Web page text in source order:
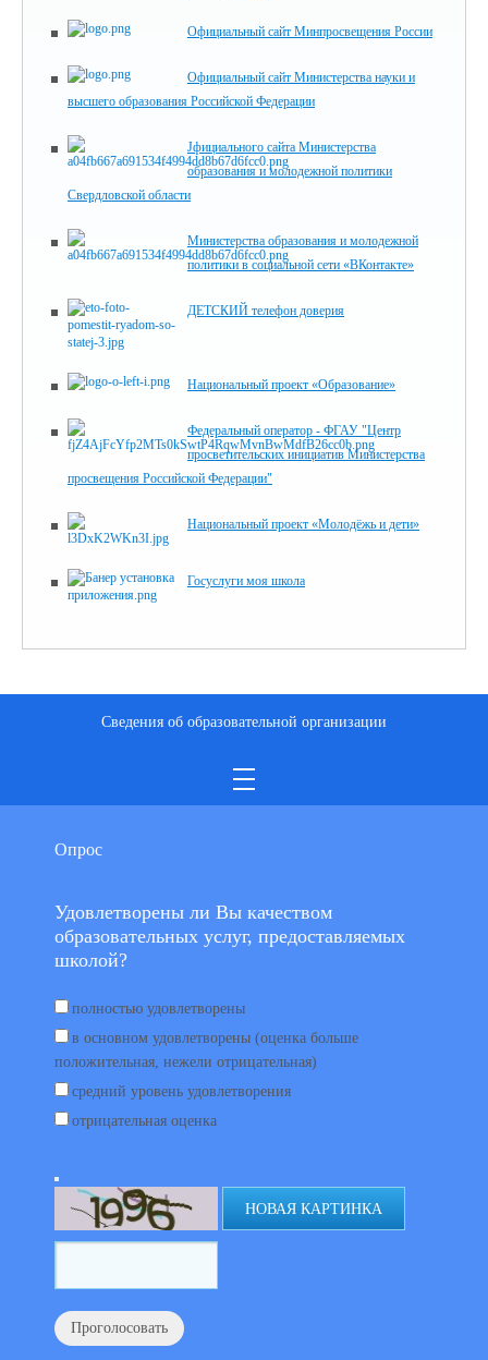
Официальный сайт Минпросвещения России
Официальный сайт Министерства науки и
высшего образования Российской Федерации
Jфициального сайта Министерства
образования и молодежной политики
Свердловской области
Министерства образования и молодежной
политики в социальной сети «ВКонтакте»
ДЕТСКИЙ телефон доверия
Национальный проект «Образование»
Федеральный оператор - ФГАУ "Центр
просветительских инициатив Министерства
просвещения Российской Федерации"
Национальный проект «Молодёжь и дети»
Госуслуги моя школа
Сведения об образовательной организации
Опрос
Удовлетворены ли Вы качеством
образовательных услуг, предоставляемых
школой?
полностью удовлетворены
в основном удовлетворены (оценка больше
положительная, нежели отрицательная)
средний уровень удовлетворения
отрицательная оценка
НОВАЯ КАРТИНКА